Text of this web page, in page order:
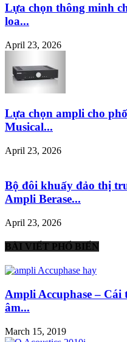
Lựa chọn thông minh
loa...
April 23, 2026
Lựa chọn ampli cho
Musical...
April 23, 2026
Bộ đôi khuấy đảo thị
Ampli Berase...
April 23, 2026
BÀI VIẾT PHỔ BIẾN
Ampli Accuphase –
âm...
March 15, 2019